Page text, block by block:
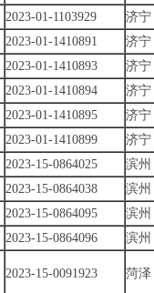
2023-01-1103929
济宁
2023-01-1410891
济宁
2023-01-1410893
济宁
2023-01-1410894
济宁
2023-01-1410895
济宁
2023-01-1410899
济宁
2023-15-0864025
滨州
2023-15-0864038
滨州
2023-15-0864095
滨州
2023-15-0864096 滨州
2023-15-0091923 菏泽